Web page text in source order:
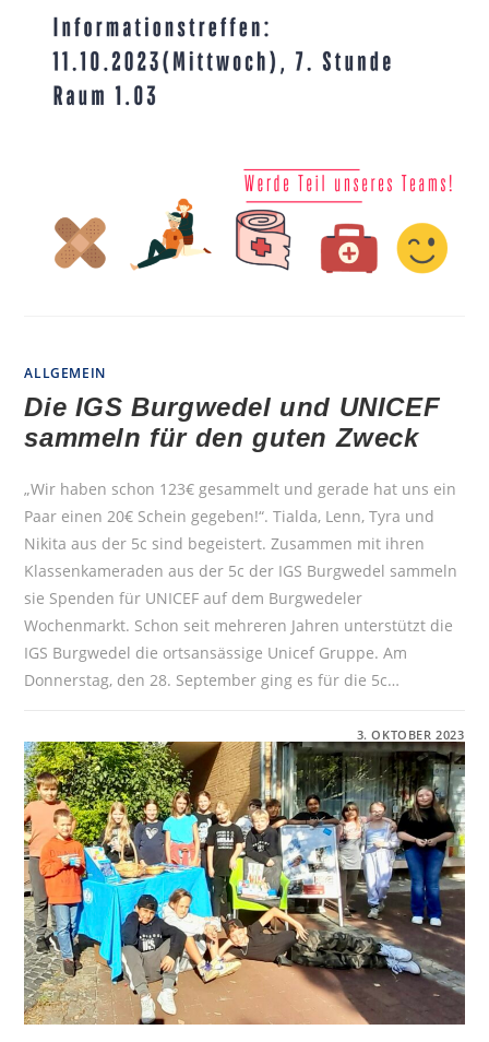
ALLGEMEIN
Die IGS Burgwedel und UNICEF
sammeln für den guten Zweck
„Wir haben schon 123€ gesammelt und gerade hat uns ein
Paar einen 20€ Schein gegeben!“. Tialda, Lenn, Tyra und
Nikita aus der 5c sind begeistert. Zusammen mit ihren
Klassenkameraden aus der 5c der IGS Burgwedel sammeln
sie Spenden für UNICEF auf dem Burgwedeler
Wochenmarkt. Schon seit mehreren Jahren unterstützt die
IGS Burgwedel die ortsansässige Unicef Gruppe. Am
Donnerstag, den 28. September ging es für die 5c…
DIE
IGS
BURGWEDEL
UND
UNICEF
SAMMELN
FÜR
DEN
GUTEN
ZWECK
3. OKTOBER 2023